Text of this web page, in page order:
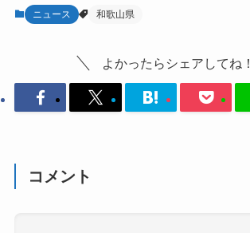
ニュース 和歌山県
よかったらシェアしてね！
コメント